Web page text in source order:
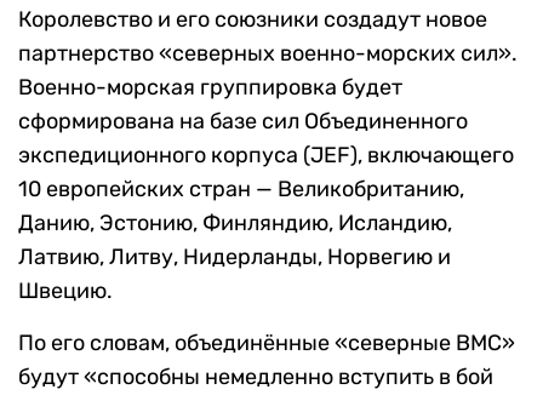
Королевство и его союзники создадут новое
партнерство «северных военно-морских сил».
Военно-морская группировка будет
сформирована на базе сил Объединенного
экспедиционного корпуса (JEF), включающего
10 европейских стран — Великобританию,
Данию, Эстонию, Финляндию, Исландию,
Латвию, Литву, Нидерланды, Норвегию и
Швецию.
По его словам, объединённые «северные ВМС»
будут «способны немедленно вступить в бой